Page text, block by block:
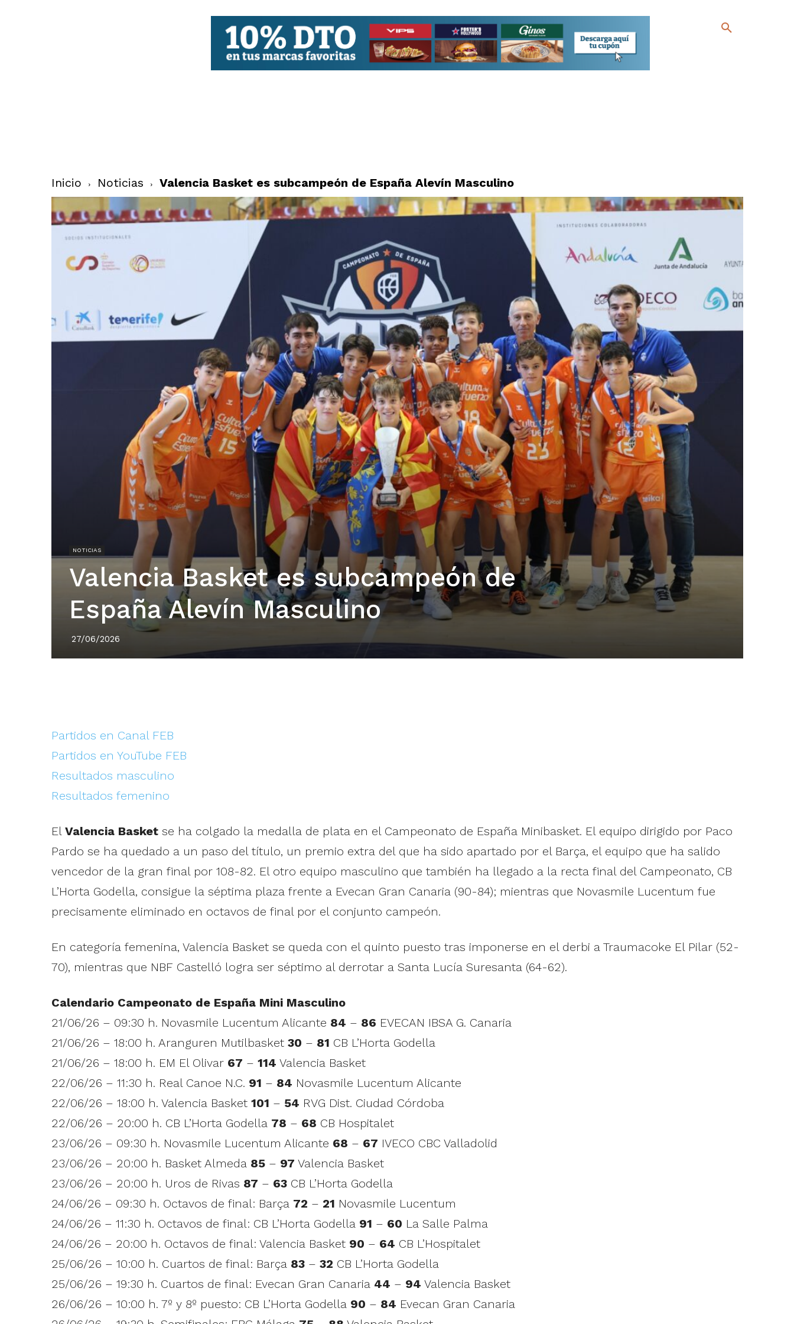
Inicio Noticias Valencia Basket es subcampeón de España Alevín Masculino
NOTICIAS
Valencia Basket es subcampeón de
España Alevín Masculino
27/06/2026
Partidos en Canal FEB
Partidos en YouTube FEB
Resultados masculino
Resultados femenino
El Valencia Basket se ha colgado la medalla de plata en el Campeonato de España Minibasket. El equipo dirigido por Paco
Pardo se ha quedado a un paso del título, un premio extra del que ha sido apartado por el Barça, el equipo que ha salido
vencedor de la gran final por 108-82. El otro equipo masculino que también ha llegado a la recta final del Campeonato, CB
L’Horta Godella, consigue la séptima plaza frente a Evecan Gran Canaria (90-84); mientras que Novasmile Lucentum fue
precisamente eliminado en octavos de final por el conjunto campeón.
En categoría femenina, Valencia Basket se queda con el quinto puesto tras imponerse en el derbi a Traumacoke El Pilar (52-
70), mientras que NBF Castelló logra ser séptimo al derrotar a Santa Lucía Suresanta (64-62).
Calendario Campeonato de España Mini Masculino
21/06/26 – 09:30 h. Novasmile Lucentum Alicante 84 – 86 EVECAN IBSA G. Canaria
21/06/26 – 18:00 h. Aranguren Mutilbasket 30 – 81 CB L’Horta Godella
21/06/26 – 18:00 h. EM El Olivar 67 – 114 Valencia Basket
22/06/26 – 11:30 h. Real Canoe N.C. 91 – 84 Novasmile Lucentum Alicante
22/06/26 – 18:00 h. Valencia Basket 101 – 54 RVG Dist. Ciudad Córdoba
22/06/26 – 20:00 h. CB L’Horta Godella 78 – 68 CB Hospitalet
23/06/26 – 09:30 h. Novasmile Lucentum Alicante 68 – 67 IVECO CBC Valladolid
23/06/26 – 20:00 h. Basket Almeda 85– 97 Valencia Basket
23/06/26 – 20:00 h. Uros de Rivas 87 – 63CB L’Horta Godella
24/06/26 – 09:30 h. Octavos de final: Barça 72 – 21 Novasmile Lucentum
24/06/26 – 11:30 h. Octavos de final: CB L’Horta Godella 91 – 60 La Salle Palma
24/06/26 – 20:00 h. Octavos de final: Valencia Basket 90 – 64 CB L’Hospitalet
25/06/26 – 10:00 h. Cuartos de final: Barça 83– 32 CB L’Horta Godella
25/06/26 – 19:30 h. Cuartos de final: Evecan Gran Canaria 44 – 94 Valencia Basket
26/06/26 – 10:00 h. 7º y 8º puesto: CB L’Horta Godella 90 – 84 Evecan Gran Canaria